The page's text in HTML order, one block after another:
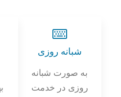
شبانه روزی
به صورت شبانه
روزی در خدمت